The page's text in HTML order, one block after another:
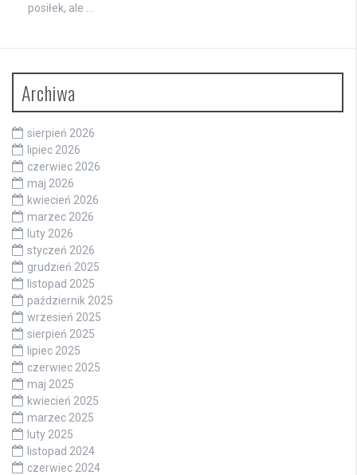
posiłek, ale …
Archiwa
sierpień 2026
lipiec 2026
czerwiec 2026
maj 2026
kwiecień 2026
marzec 2026
luty 2026
styczeń 2026
grudzień 2025
listopad 2025
październik 2025
wrzesień 2025
sierpień 2025
lipiec 2025
czerwiec 2025
maj 2025
kwiecień 2025
marzec 2025
luty 2025
listopad 2024
czerwiec 2024